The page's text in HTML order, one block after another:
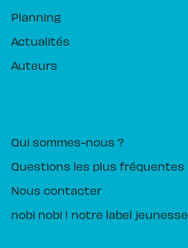
Planning
Actualités
Auteurs
Qui sommes-nous ?
Questions les plus fréquentes
Nous contacter
nobi nobi ! notre label jeunesse